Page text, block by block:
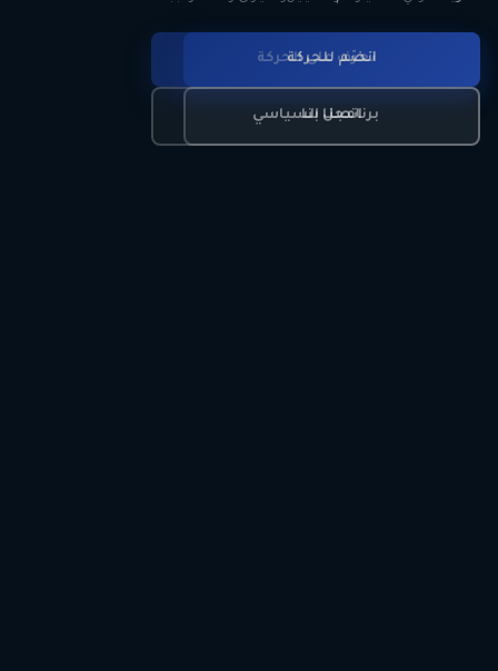
تعرّف على الحركة
برنامجنا السياسي
انضم للحركة
اتصل بنا